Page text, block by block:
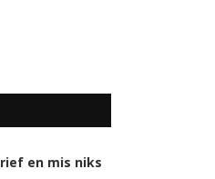
en mis niks